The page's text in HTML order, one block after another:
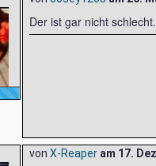
Der ist gar nicht schlecht.
von X-Reaperam 17.